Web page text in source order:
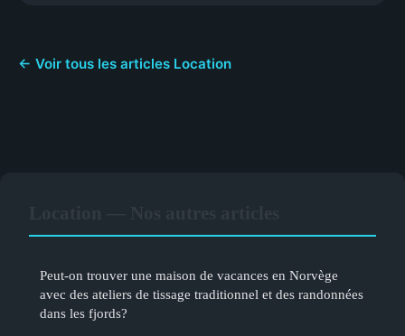
← Voir tous les articles Location
Peut-on trouver une maison de vacances en Norvège
avec des ateliers de tissage traditionnel et des randonnées
dans les fjords?